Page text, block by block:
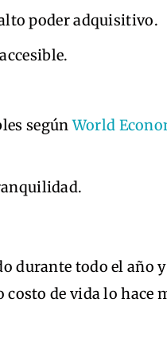
poder adquisitivo.
segúnWorld
durante todo el año
de vida lo hace